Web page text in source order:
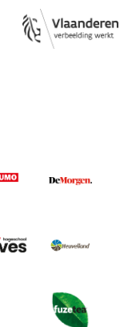
Image
Image
Image
Image